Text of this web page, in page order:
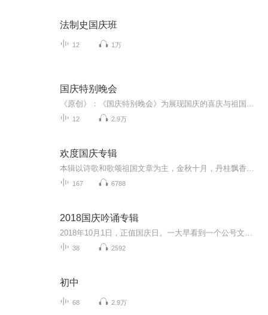
法制史国庆班
12 1万
国庆特别晚会
12 2.9万
欢度国庆专辑
167 6788
2018国庆吟诵专辑
38 2592
初中
68 2.9万